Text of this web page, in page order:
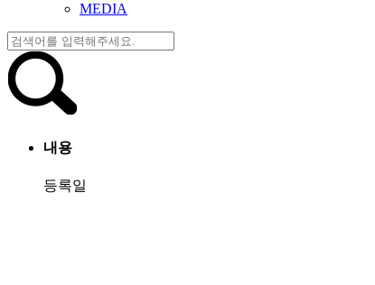
MEDIA
내용
등록일